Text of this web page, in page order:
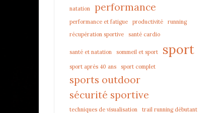
natation performance
performance et fatigue productivité
running
récupération sportive
santé cardio
santé et natation sommeil et sport sport
sport après 40 ans sport complet
sports outdoor
sécurité sportive
techniques de visualisation
trail running débutant